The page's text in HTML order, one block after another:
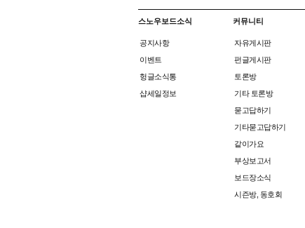
스노우보드소식
공지사항
이벤트
헝글소식통
샵세일정보
커뮤니티
자유게시판
펀글게시판
토론방
기타 토론방
묻고답하기
기타묻고답하기
같이가요
부상보고서
보드장소식
시즌방, 동호회